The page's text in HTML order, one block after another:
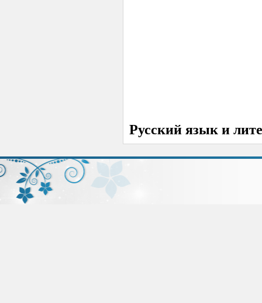
Русский язык и